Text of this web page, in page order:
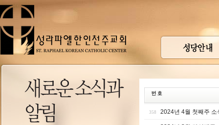
358 2024년 4월 첫째주 소